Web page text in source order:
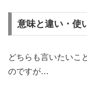
意味と違い・使
どちらも言いたいこ
のですが…